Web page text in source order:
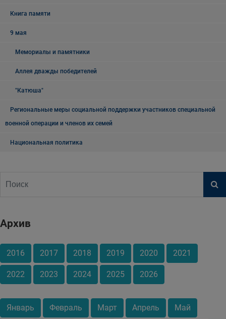
Книга памяти
9 мая
Мемориалы и памятники
Аллея дважды победителей
"Катюша"
Региональные меры социальной поддержки участников специальной
военной операции и членов их семей
Национальная политика
Архив
2016 2017 2018 2019 2020 2021
2022 2023 2024 2025 2026
Январь Февраль Март Апрель Май